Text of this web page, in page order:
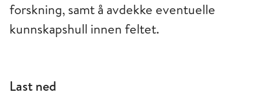
forskning, samt å avdekke eventuelle
kunnskapshull innen feltet.
Last ned